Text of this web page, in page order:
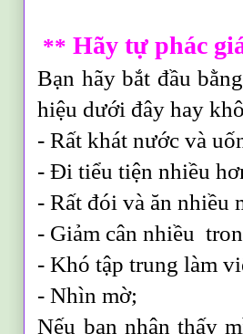
** Hãy tự phác
Bạn hãy bắt đầu
hiệu dưới đây hay
- Rất khát nước và
- Đi tiểu tiện nhiều
- Rất đói và ăn nhiều
- Giảm cân nhiều
- Khó tập trung làm
- Nhìn mờ;
Nếu bạn nhận thấy